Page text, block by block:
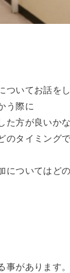
ついてお話を
う際に
た方が良いかな
のタイミング
についてはど
事があります。